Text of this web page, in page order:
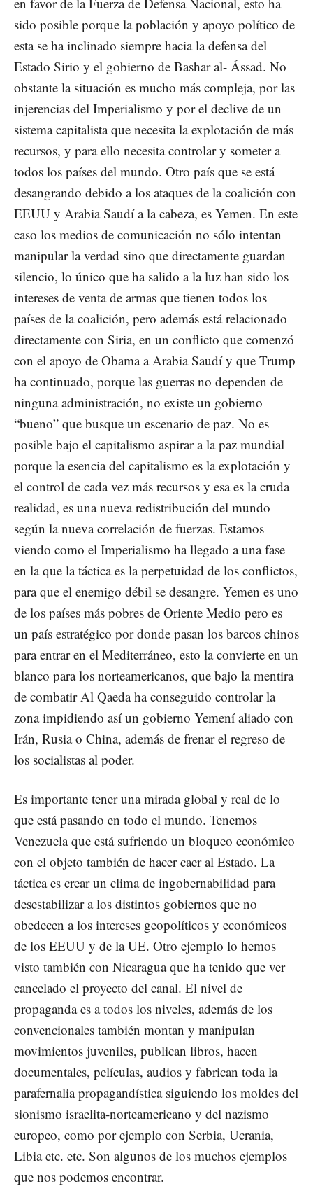
sido posible porque la población y apoyo político de
esta se ha inclinado siempre hacia la defensa del
Estado Sirio y el gobierno de Bashar al- Ássad. No
obstante la situación es mucho más compleja, por las
injerencias del Imperialismo y por el declive de un
sistema capitalista que necesita la explotación de más
recursos, y para ello necesita controlar y someter a
todos los países del mundo. Otro país que se está
desangrando debido a los ataques de la coalición con
EEUU y Arabia Saudí a la cabeza, es Yemen. En este
caso los medios de comunicación no sólo intentan
manipular la verdad sino que directamente guardan
silencio, lo único que ha salido a la luz han sido los
intereses de venta de armas que tienen todos los
países de la coalición, pero además está relacionado
directamente con Siria, en un conflicto que comenzó
con el apoyo de Obama a Arabia Saudí y que Trump
ha continuado, porque las guerras no dependen de
ninguna administración, no existe un gobierno
“bueno” que busque un escenario de paz. No es
posible bajo el capitalismo aspirar a la paz mundial
porque la esencia del capitalismo es la explotación y
el control de cada vez más recursos y esa es la cruda
realidad, es una nueva redistribución del mundo
según la nueva correlación de fuerzas. Estamos
viendo como el Imperialismo ha llegado a una fase
en la que la táctica es la perpetuidad de los conflictos,
para que el enemigo débil se desangre. Yemen es uno
de los países más pobres de Oriente Medio pero es
un país estratégico por donde pasan los barcos chinos
para entrar en el Mediterráneo, esto la convierte en un
blanco para los norteamericanos, que bajo la mentira
de combatir Al Qaeda ha conseguido controlar la
zona impidiendo así un gobierno Yemení aliado con
Irán, Rusia o China, además de frenar el regreso de
los socialistas al poder.
Es importante tener una mirada global y real de lo
que está pasando en todo el mundo. Tenemos
Venezuela que está sufriendo un bloqueo económico
con el objeto también de hacer caer al Estado. La
táctica es crear un clima de ingobernabilidad para
desestabilizar a los distintos gobiernos que no
obedecen a los intereses geopolíticos y económicos
de los EEUU y de la UE. Otro ejemplo lo hemos
visto también con Nicaragua que ha tenido que ver
cancelado el proyecto del canal. El nivel de
propaganda es a todos los niveles, además de los
convencionales también montan y manipulan
movimientos juveniles, publican libros, hacen
documentales, películas, audios y fabrican toda la
parafernalia propagandística siguiendo los moldes del
sionismo israelita-norteamericano y del nazismo
europeo, como por ejemplo con Serbia, Ucrania,
Libia etc. etc. Son algunos de los muchos ejemplos
que nos podemos encontrar.